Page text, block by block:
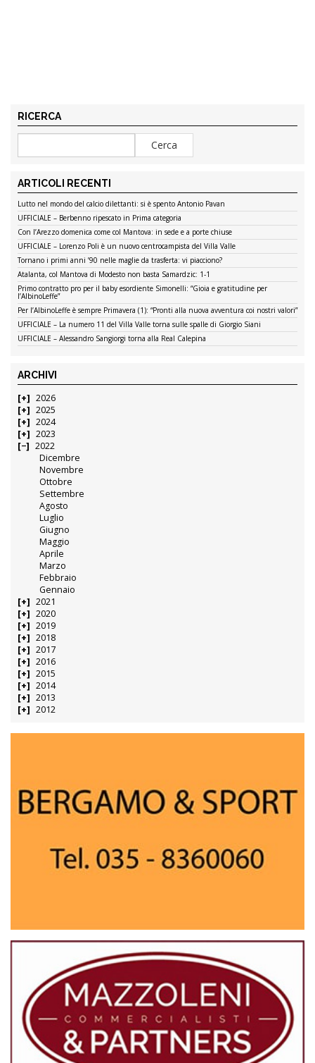
RICERCA
ARTICOLI RECENTI
Lutto nel mondo del calcio dilettanti: si è spento Antonio Pavan
UFFICIALE – Berbenno ripescato in Prima categoria
Con l’Arezzo domenica come col Mantova: in sede e a porte chiuse
UFFICIALE – Lorenzo Poli è un nuovo centrocampista del Villa Valle
Tornano i primi anni ’90 nelle maglie da trasferta: vi piacciono?
Atalanta, col Mantova di Modesto non basta Samardzic: 1-1
Primo contratto pro per il baby esordiente Simonelli: “Gioia e gratitudine per
l’AlbinoLeffe”
Per l’AlbinoLeffe è sempre Primavera (1): “Pronti alla nuova avventura coi nostri valori”
UFFICIALE – La numero 11 del Villa Valle torna sulle spalle di Giorgio Siani
UFFICIALE – Alessandro Sangiorgi torna alla Real Calepina
ARCHIVI
2026
2025
2024
2023
2022
Dicembre
Novembre
Ottobre
Settembre
Agosto
Luglio
Giugno
Maggio
Aprile
Marzo
Febbraio
Gennaio
2021
2020
2019
2018
2017
2016
2015
2014
2013
2012